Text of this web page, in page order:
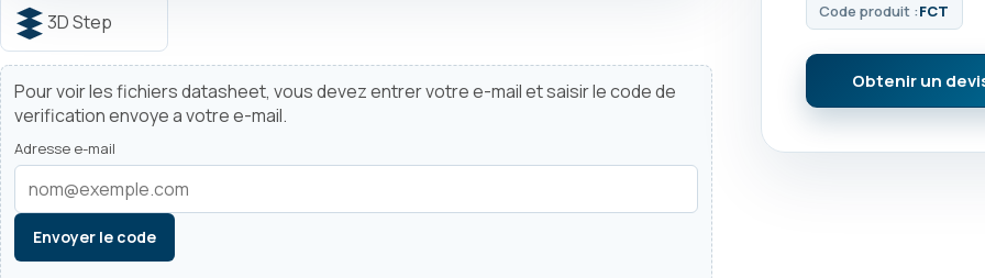
3D Step
Pour voir les fichiers datasheet, vous devez entrer votre e-mail et saisir le code de
verification envoye a votre e-mail.
Adresse e-mail
Envoyer le code
Code produit :FCT
Obtenir un